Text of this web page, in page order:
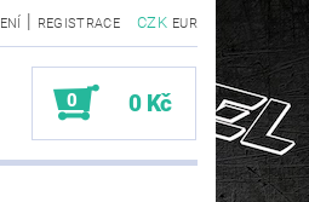
CZK EUR
| REGISTRACE
0 0 Kč